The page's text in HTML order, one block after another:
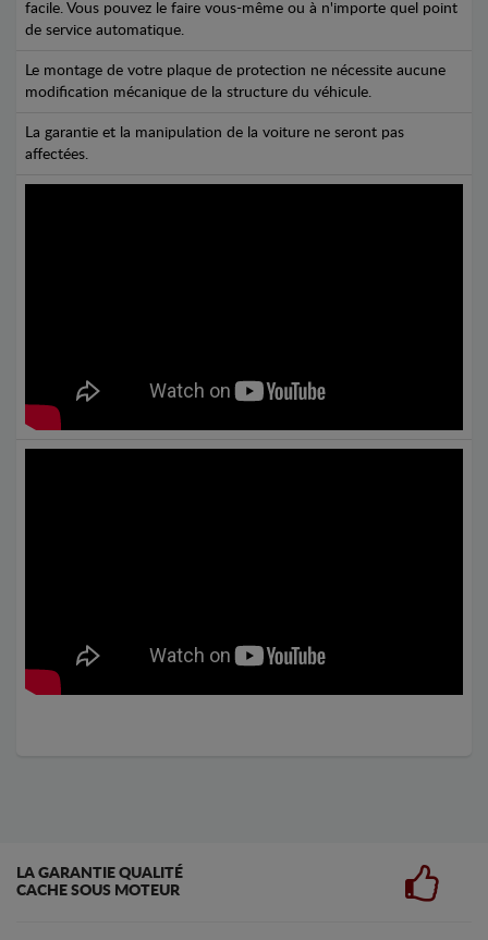
facile. Vous pouvez le faire vous-même ou à n'importe quel point
de service automatique.
Le montage de votre plaque de protection ne nécessite aucune
modification mécanique de la structure du véhicule.
La garantie et la manipulation de la voiture ne seront pas
affectées.
LA GARANTIE QUALITÉ
CACHE SOUS MOTEUR